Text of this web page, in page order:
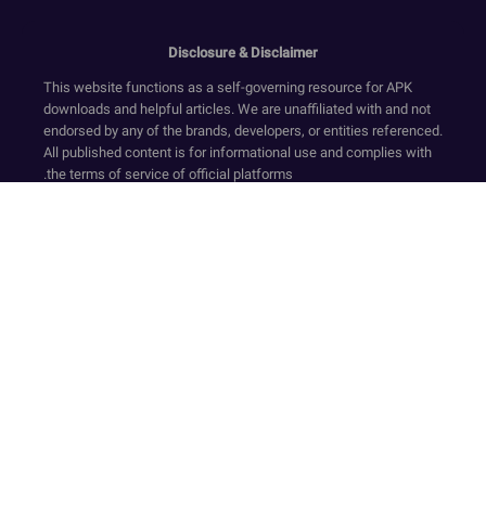
Disclosure & Disclaimer
This website functions as a self-governing resource for APK
downloads and helpful articles. We are unaffiliated with and not
endorsed by any of the brands, developers, or entities referenced.
All published content is for informational use and complies with
the terms of service of official platforms.